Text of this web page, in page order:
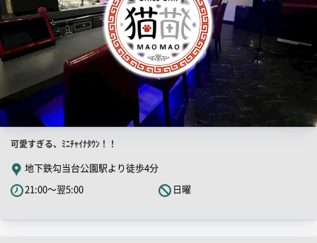
店
舗
PR
キ
可愛すぎる、ﾐﾆﾁｬｲﾅﾀｳﾝ！！
地下鉄勾当台公園駅より徒歩4分
21:00～翌5:00
日曜